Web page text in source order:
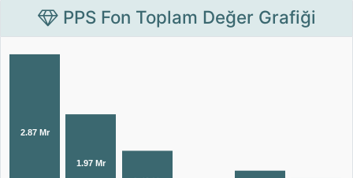
PPS Fon Toplam Değer Grafiği